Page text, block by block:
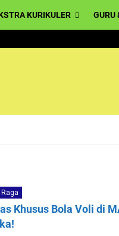
KURIKULER GURU
Khusus Bola Voli di